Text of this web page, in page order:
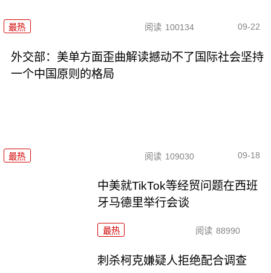
最热 阅读 100134 09-22
外交部：美单方面歪曲解读撼动不了国际社会坚持
一个中国原则的格局
最热 阅读 109030 09-18
中美就TikTok等经贸问题在西班
牙马德里举行会谈
最热 阅读 88990
刺杀柯克嫌疑人拒绝配合调查